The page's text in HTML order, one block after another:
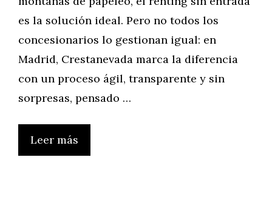
es la solución ideal. Pero no todos los
concesionarios lo gestionan igual: en
Madrid, Crestanevada marca la diferencia
con un proceso ágil, transparente y sin
sorpresas, pensado …
Leer más